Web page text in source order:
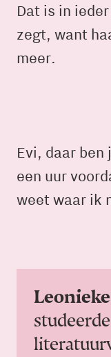
Dat is in
zegt, want
meer.
Evi, daar ben
een uur
weet waar ik